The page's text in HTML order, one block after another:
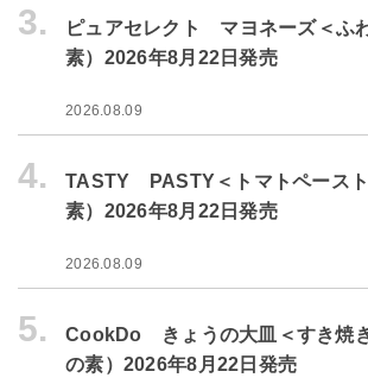
3.
ピュアセレクト マヨネーズ＜ふ
素）2026年8月22日発売
2026.08.09
4.
TASTY PASTY＜トマトペース
素）2026年8月22日発売
2026.08.09
5.
CookDo きょうの大皿＜すき焼
の素）2026年8月22日発売